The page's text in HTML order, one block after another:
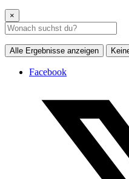
×
Alle Ergebnisse anzeigen
Facebook